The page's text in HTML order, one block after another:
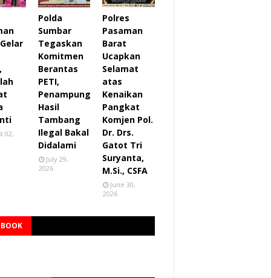
02,
Polda
Sumbar
Tegaskan
Komitmen
Berantas
PETI,
Penampung
Hasil
Tambang
Ilegal Bakal
Didalami
July 29,
2026
Polres
Pasaman
Barat
Ucapkan
Selamat
atas
Kenaikan
Pangkat
Komjen Pol.
Dr. Drs.
Gatot Tri
Suryanta,
M.Si., CSFA
June 30,
2026